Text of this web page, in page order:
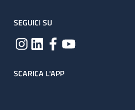
SEGUICI SU
SCARICA L'APP